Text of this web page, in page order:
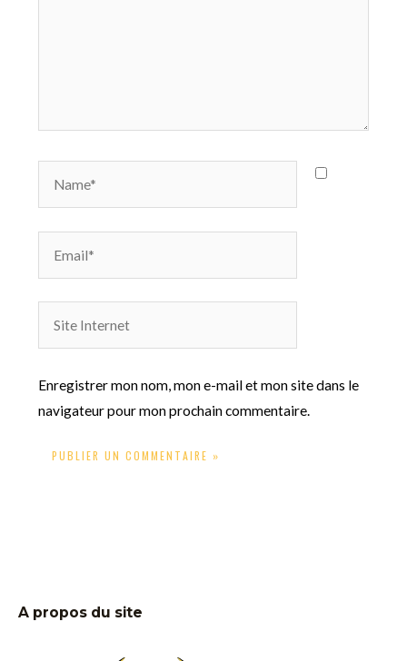
Enregistrer mon nom, mon e-mail et mon site dans le
navigateur pour mon prochain commentaire.
A propos du site